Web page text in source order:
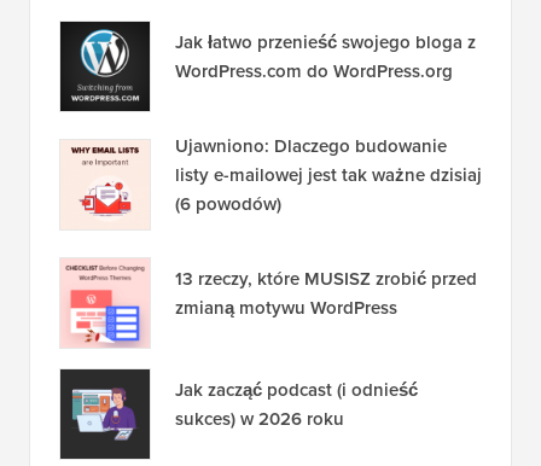
Jak łatwo przenieść swojego bloga z
WordPress.com do WordPress.org
Ujawniono: Dlaczego budowanie
listy e-mailowej jest tak ważne dzisiaj
(6 powodów)
13 rzeczy, które MUSISZ zrobić przed
zmianą motywu WordPress
Jak zacząć podcast (i odnieść
sukces) w 2026 roku